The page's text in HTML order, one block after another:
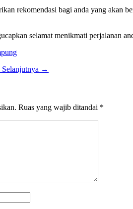
rekomendasi bagi anda yang akan
selamat menikmati perjalanan
Selanjutnya →
Ruas yang wajib ditandai *